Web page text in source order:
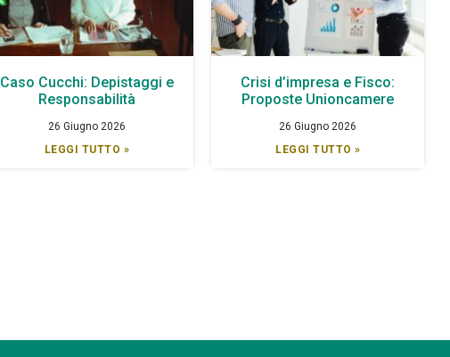
Caso Cucchi: Depistaggi e
Responsabilità
26 Giugno 2026
LEGGI TUTTO »
Crisi d’impresa e Fisco:
Proposte Unioncamere
26 Giugno 2026
LEGGI TUTTO »